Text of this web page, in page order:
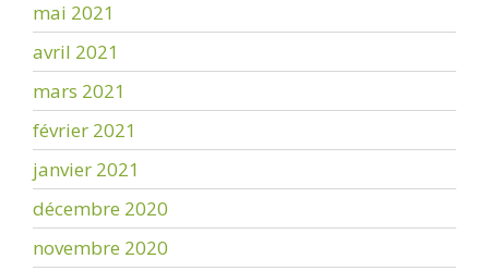
mai 2021
avril 2021
mars 2021
février 2021
janvier 2021
décembre 2020
novembre 2020